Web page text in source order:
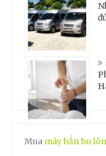
Mua máy bắn bu